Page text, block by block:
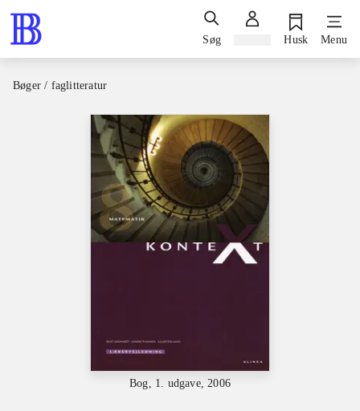
Søg Husk Menu
Bøger / faglitteratur
Bog, 1. udgave, 2006